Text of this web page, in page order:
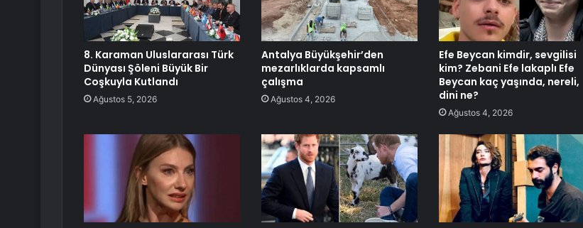
8. Karaman Uluslararası Türk
Dünyası Şöleni Büyük Bir
Coşkuyla Kutlandı
Ağustos 5, 2026
Antalya Büyükşehir’den
mezarlıklarda kapsamlı
çalışma
Ağustos 4, 2026
Efe Beycan kimdir, sevgilisi
kim? Zebani Efe lakaplı Efe
Beycan kaç yaşında, nereli,
dini ne?
Ağustos 4, 2026